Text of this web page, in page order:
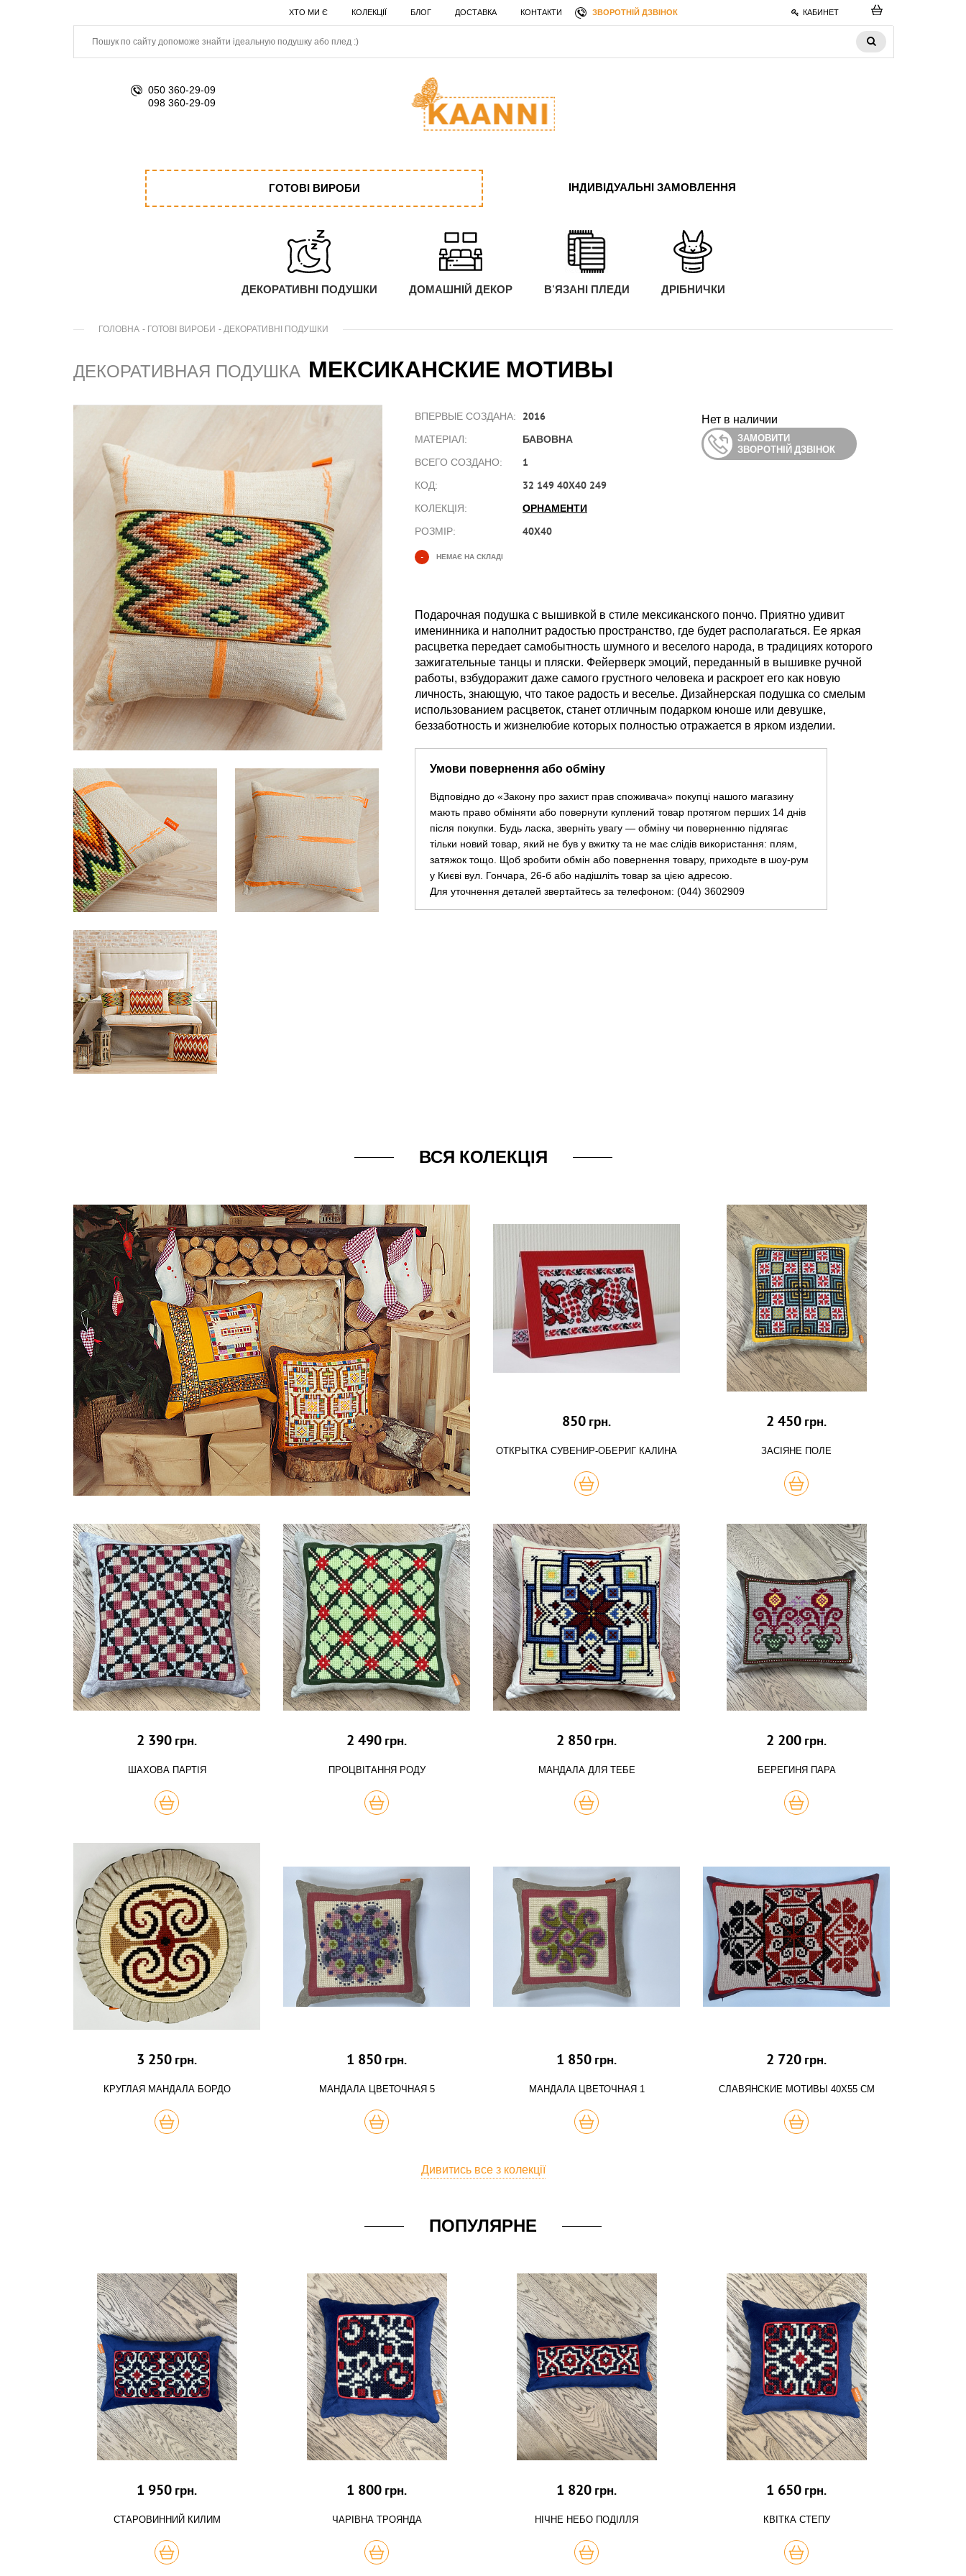
ХТО МИ Є КОЛЕКЦІЇ БЛОГ ДОСТАВКА КОНТАКТИ ЗВОРОТНІЙ ДЗВІНОК КАБИНЕТ
050 360-29-09
098 360-29-09
ГОТОВІ ВИРОБИ ІНДИВІДУАЛЬНІ ЗАМОВЛЕННЯ
ДЕКОРАТИВНІ ПОДУШКИ ДОМАШНІЙ ДЕКОР В'ЯЗАНІ ПЛЕДИ ДРІБНИЧКИ
ГОЛОВНА - ГОТОВІ ВИРОБИ - ДЕКОРАТИВНІ ПОДУШКИ
ДЕКОРАТИВНАЯ ПОДУШКА МЕКСИКАНСКИЕ МОТИВЫ
ВПЕРВЫЕ СОЗДАНА: 2016
МАТЕРІАЛ: БАВОВНА
ВСЕГО СОЗДАНО: 1
КОД: 32 149 40X40 249
КОЛЕКЦІЯ: ОРНАМЕНТИ
РОЗМІР: 40X40
Нет в наличии
ЗАМОВИТИ
ЗВОРОТНІЙ ДЗВІНОК
- НЕМАЄ НА СКЛАДІ
Подарочная подушка с вышивкой в стиле мексиканского пончо. Приятно удивит
именинника и наполнит радостью пространство, где будет располагаться. Ее яркая
расцветка передает самобытность шумного и веселого народа, в традициях которого
зажигательные танцы и пляски. Фейерверк эмоций, переданный в вышивке ручной
работы, взбудоражит даже самого грустного человека и раскроет его как новую
личность, знающую, что такое радость и веселье. Дизайнерская подушка со смелым
использованием расцветок, станет отличным подарком юноше или девушке,
беззаботность и жизнелюбие которых полностью отражается в ярком изделии.
Умови повернення або обміну
Відповідно до «Закону про захист прав споживача» покупці нашого магазину
мають право обміняти або повернути куплений товар протягом перших 14 днів
після покупки. Будь ласка, зверніть увагу — обміну чи поверненню підлягає
тільки новий товар, який не був у вжитку та не має слідів використання: плям,
затяжок тощо. Щоб зробити обмін або повернення товару, приходьте в шоу-рум
у Києві вул. Гончара, 26-б або надішліть товар за цією адресою.
Для уточнення деталей звертайтесь за телефоном: (044) 3602909
ВСЯ КОЛЕКЦІЯ
850 грн.
ОТКРЫТКА СУВЕНИР-ОБЕРИГ КАЛИНА
КУПИТЬ
2 450 грн.
ЗАСІЯНЕ ПОЛЕ
КУПИТЬ
2 390 грн.
ШАХОВА ПАРТІЯ
КУПИТЬ
2 490 грн.
ПРОЦВІТАННЯ РОДУ
КУПИТЬ
2 850 грн.
МАНДАЛА ДЛЯ ТЕБЕ
КУПИТЬ
2 200 грн.
БЕРЕГИНЯ ПАРА
КУПИТЬ
3 250 грн.
КРУГЛАЯ МАНДАЛА БОРДО
КУПИТЬ
1 850 грн.
МАНДАЛА ЦВЕТОЧНАЯ 5
КУПИТЬ
1 850 грн.
МАНДАЛА ЦВЕТОЧНАЯ 1
КУПИТЬ
2 720 грн.
СЛАВЯНСКИЕ МОТИВЫ 40Х55 СМ
КУПИТЬ
Дивитись все з колекції
ПОПУЛЯРНЕ
1 950 грн.
СТАРОВИННИЙ КИЛИМ
КУПИТЬ
1 800 грн.
ЧАРІВНА ТРОЯНДА
КУПИТЬ
1 820 грн.
НІЧНЕ НЕБО ПОДІЛЛЯ
КУПИТЬ
1 650 грн.
КВІТКА СТЕПУ
КУПИТЬ